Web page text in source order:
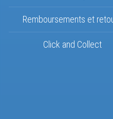
Remboursements et
Click and Collect